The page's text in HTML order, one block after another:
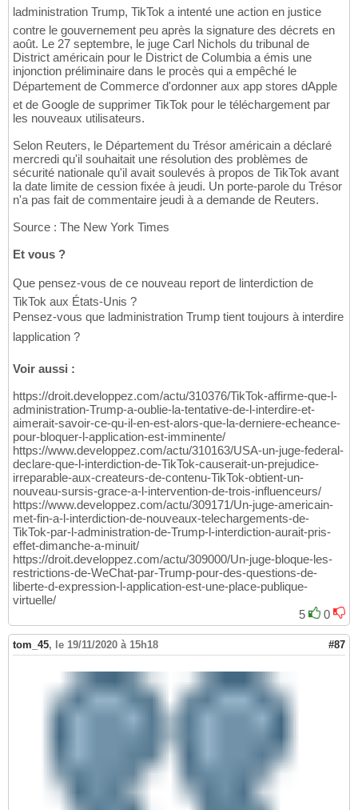
ladministration Trump, TikTok a intenté une action en justice
contre le gouvernement peu après la signature des décrets en
août. Le 27 septembre, le juge Carl Nichols du tribunal de
District américain pour le District de Columbia a émis une
injonction préliminaire dans le procès qui a empêché le
Département de Commerce d'ordonner aux app stores dApple
et de Google de supprimer TikTok pour le téléchargement par
les nouveaux utilisateurs.
Selon Reuters, le Département du Trésor américain a déclaré
mercredi qu'il souhaitait une résolution des problèmes de
sécurité nationale qu'il avait soulevés à propos de TikTok avant
la date limite de cession fixée à jeudi. Un porte-parole du Trésor
n'a pas fait de commentaire jeudi à a demande de Reuters.
Source : The New York Times
Et vous ?
Que pensez-vous de ce nouveau report de linterdiction de
TikTok aux États-Unis ?
Pensez-vous que ladministration Trump tient toujours à interdire
lapplication ?
Voir aussi :
https://droit.developpez.com/actu/310376/TikTok-affirme-que-l-
administration-Trump-a-oublie-la-tentative-de-l-interdire-et-
aimerait-savoir-ce-qu-il-en-est-alors-que-la-derniere-echeance-
pour-bloquer-l-application-est-imminente/
https://www.developpez.com/actu/310163/USA-un-juge-federal-
declare-que-l-interdiction-de-TikTok-causerait-un-prejudice-
irreparable-aux-createurs-de-contenu-TikTok-obtient-un-
nouveau-sursis-grace-a-l-intervention-de-trois-influenceurs/
https://www.developpez.com/actu/309171/Un-juge-americain-
met-fin-a-l-interdiction-de-nouveaux-telechargements-de-
TikTok-par-l-administration-de-Trump-l-interdiction-aurait-pris-
effet-dimanche-a-minuit/
https://droit.developpez.com/actu/309000/Un-juge-bloque-les-
restrictions-de-WeChat-par-Trump-pour-des-questions-de-
liberte-d-expression-l-application-est-une-place-publique-
virtuelle/
5
0
tom_45, le 19/11/2020 à 15h18 #87